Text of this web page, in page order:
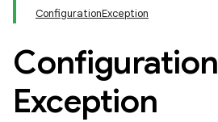
ConfigurationException
Configuration
Exception